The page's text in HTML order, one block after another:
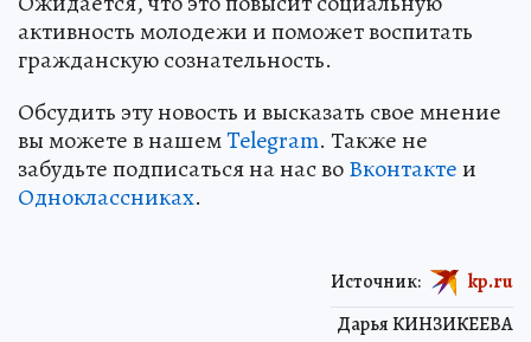
активность молодежи и поможет воспитать
гражданскую сознательность.
Обсудить эту новость и высказать свое мнение
вы можете в нашемTelegram. Также не
забудьте подписаться на нас воВконтактеи
Одноклассниках.
Дарья КИНЗИКЕЕВА
Источник: kp.ru